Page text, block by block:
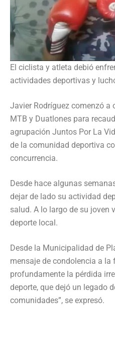
El ciclista y atleta debió
actividades deportivas y
Javier Rodríguez comenzó a
MTB y Duatlones para
agrupación Juntos Por La
de la comunidad deportiva
concurrencia.
Desde hace algunas
dejar de lado su actividad
salud. A lo largo de su joven
deporte local.
Desde la Municipalidad de
mensaje de condolencia a
profundamente la pérdida
deporte, que dejó un legado
comunidades”, se expresó.